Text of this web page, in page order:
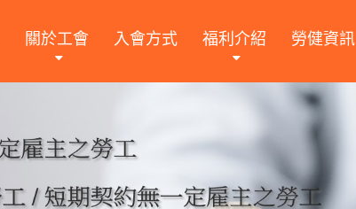
關於工會 入會方式 福利介紹 勞健資訊